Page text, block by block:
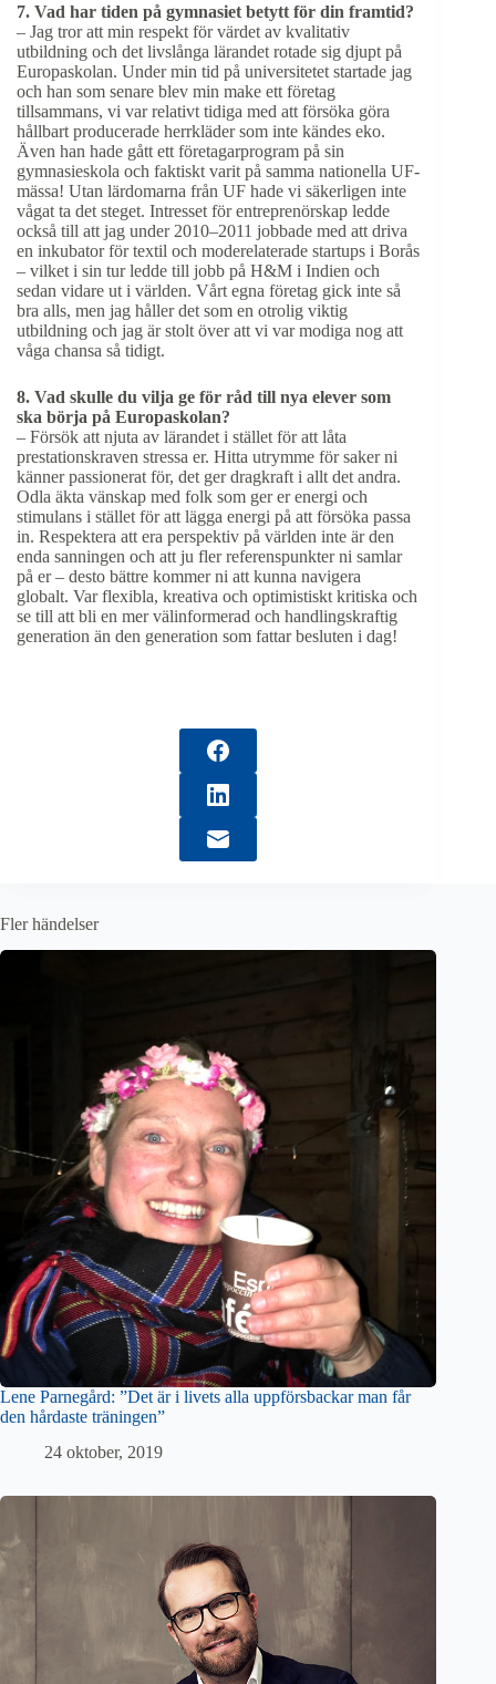
7. Vad har tiden på gymnasiet betytt för din framtid?
– Jag tror att min respekt för värdet av kvalitativ
utbildning och det livslånga lärandet rotade sig djupt på
Europaskolan. Under min tid på universitetet startade jag
och han som senare blev min make ett företag
tillsammans, vi var relativt tidiga med att försöka göra
hållbart producerade herrkläder som inte kändes eko.
Även han hade gått ett företagarprogram på sin
gymnasieskola och faktiskt varit på samma nationella UF-
mässa! Utan lärdomarna från UF hade vi säkerligen inte
vågat ta det steget. Intresset för entreprenörskap ledde
också till att jag under 2010–2011 jobbade med att driva
en inkubator för textil och moderelaterade startups i Borås
– vilket i sin tur ledde till jobb på H&M i Indien och
sedan vidare ut i världen. Vårt egna företag gick inte så
bra alls, men jag håller det som en otrolig viktig
utbildning och jag är stolt över att vi var modiga nog att
våga chansa så tidigt.
8. Vad skulle du vilja ge för råd till nya elever som
ska börja på Europaskolan?
– Försök att njuta av lärandet i stället för att låta
prestationskraven stressa er. Hitta utrymme för saker ni
känner passionerat för, det ger dragkraft i allt det andra.
Odla äkta vänskap med folk som ger er energi och
stimulans i stället för att lägga energi på att försöka passa
in. Respektera att era perspektiv på världen inte är den
enda sanningen och att ju fler referenspunkter ni samlar
på er – desto bättre kommer ni att kunna navigera
globalt. Var flexibla, kreativa och optimistiskt kritiska och
se till att bli en mer välinformerad och handlingskraftig
generation än den generation som fattar besluten i dag!
Fler händelser
Lene Parnegård: ”Det är i livets alla uppförsbackar man får
den hårdaste träningen”
24 oktober, 2019